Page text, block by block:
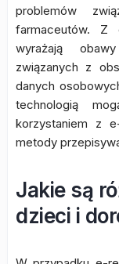
problemów
farmaceutów. Z
wyrażają
związanych z
danych
technologią
korzystaniem z
metody
Jakie są
dzieci i